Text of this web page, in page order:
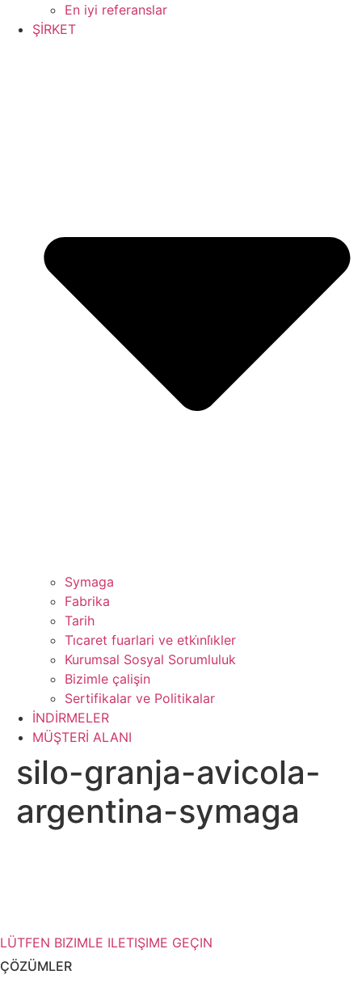
En iyi referanslar
ŞİRKET
Symaga
Fabrika
Tarih
Ti̇caret fuarlari ve etki̇nli̇kler
Kurumsal Sosyal Sorumluluk
Bizimle çalişin
Sertifikalar ve Politikalar
İNDİRMELER
MÜŞTERİ ALANI
silo-granja-avicola-
argentina-symaga
LÜTFEN BIZIMLE ILETIŞIME GEÇIN
ÇÖZÜMLER